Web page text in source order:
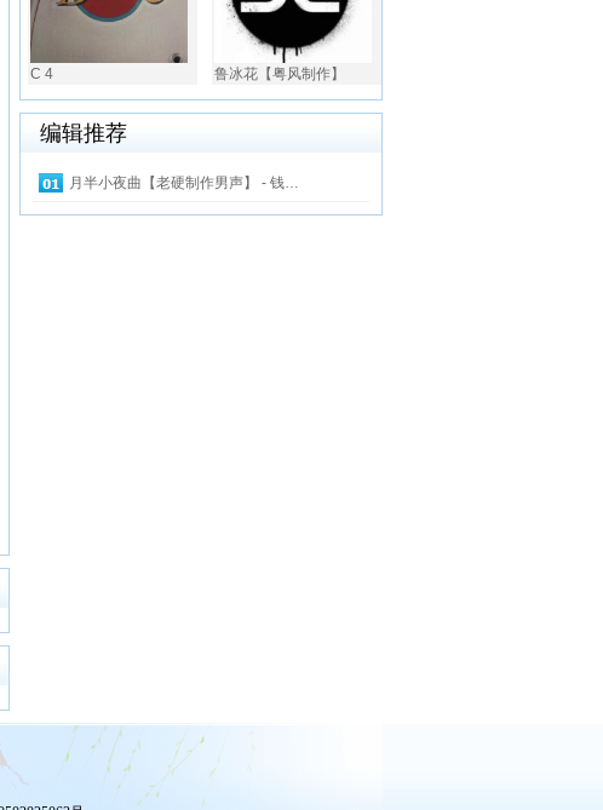
C 4 鲁冰花【粤风制作】
编辑推荐
月半小夜曲【老硬制作男声】 - 钱…